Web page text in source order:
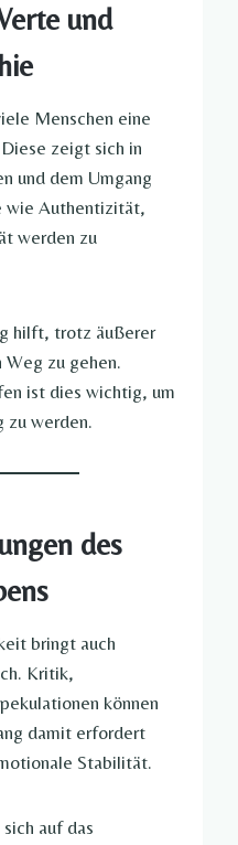
und
Menschen eine
zeigt sich in
und dem Umgang
Authentizität,
werden zu
hilft, trotz äußerer
Weg zu gehen.
ist dies wichtig, um
zu werden.
des
bringt auch
Kritik,
können
damit erfordert
Stabilität.
auf das